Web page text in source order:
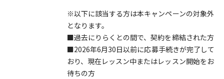
※以下に該当する方は本キャンペーンの対象外
となります。
■過去にりらくとの間で、契約を締結された方
■2026年6月30日以前に応募手続きが完了して
おり、現在レッスン中またはレッスン開始をお
待ちの方